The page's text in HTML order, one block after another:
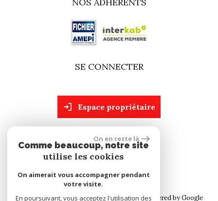
SE CONNECTER
espace propriétaire
site réalisé par
© 2026 | Tous droits réservés | Traduction powered by Google
On en reste là
Comme beaucoup, notre site
utilise les cookies
On aimerait vous accompagner pendant
votre visite.
En poursuivant, vous acceptez l'utilisation des